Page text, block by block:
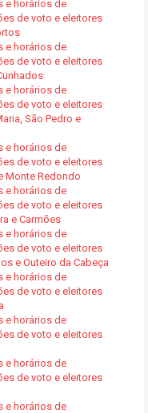
e horários de
de voto e eleitores
e horários de
de voto e eleitores
e horários de
de voto e eleitores
São Pedro e
e horários de
de voto e eleitores
Monte Redondo
e horários de
de voto e eleitores
e Carmões
e horários de
de voto e eleitores
e Outeiro da Cabeça
e horários de
de voto e eleitores
e horários de
de voto e eleitores
e horários de
de voto e eleitores
e horários de